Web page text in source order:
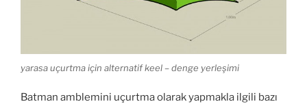
yarasa uçurtma için alternatif keel – denge yerleşimi
Batman amblemini uçurtma olarak yapmakla ilgili bazı